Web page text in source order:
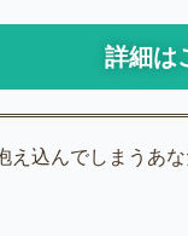
詳細は
込んでしまうあな